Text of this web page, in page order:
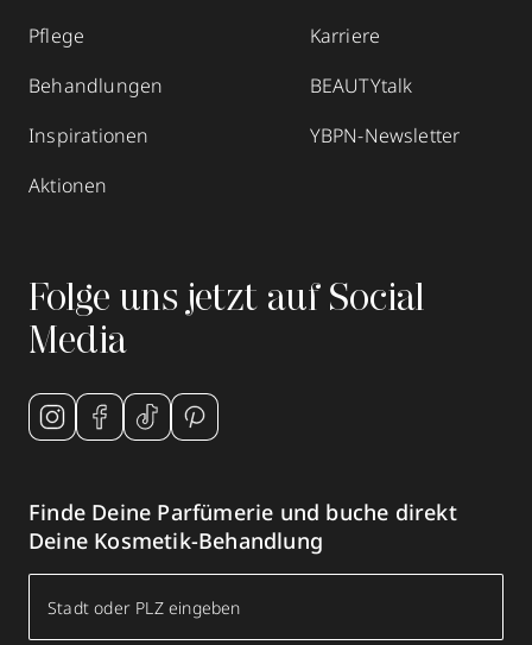
Pflege
Behandlungen
Inspirationen
Aktionen
Karriere
BEAUTYtalk
YBPN-Newsletter
Folge uns jetzt auf Social
Media
Finde Deine Parfümerie und buche direkt
Deine Kosmetik-Behandlung